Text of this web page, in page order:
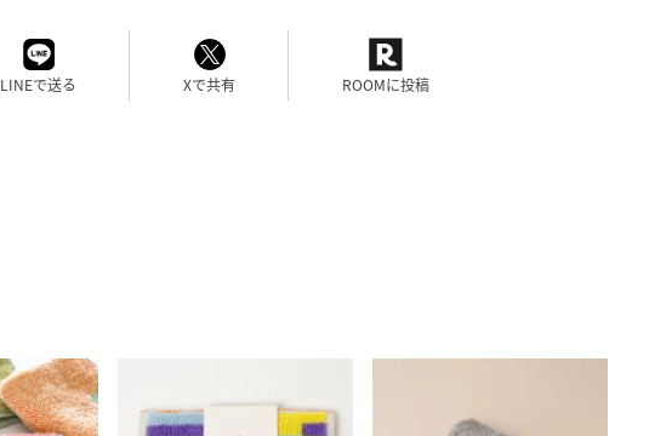
LINEで送る Xで共有 ROOMに投稿